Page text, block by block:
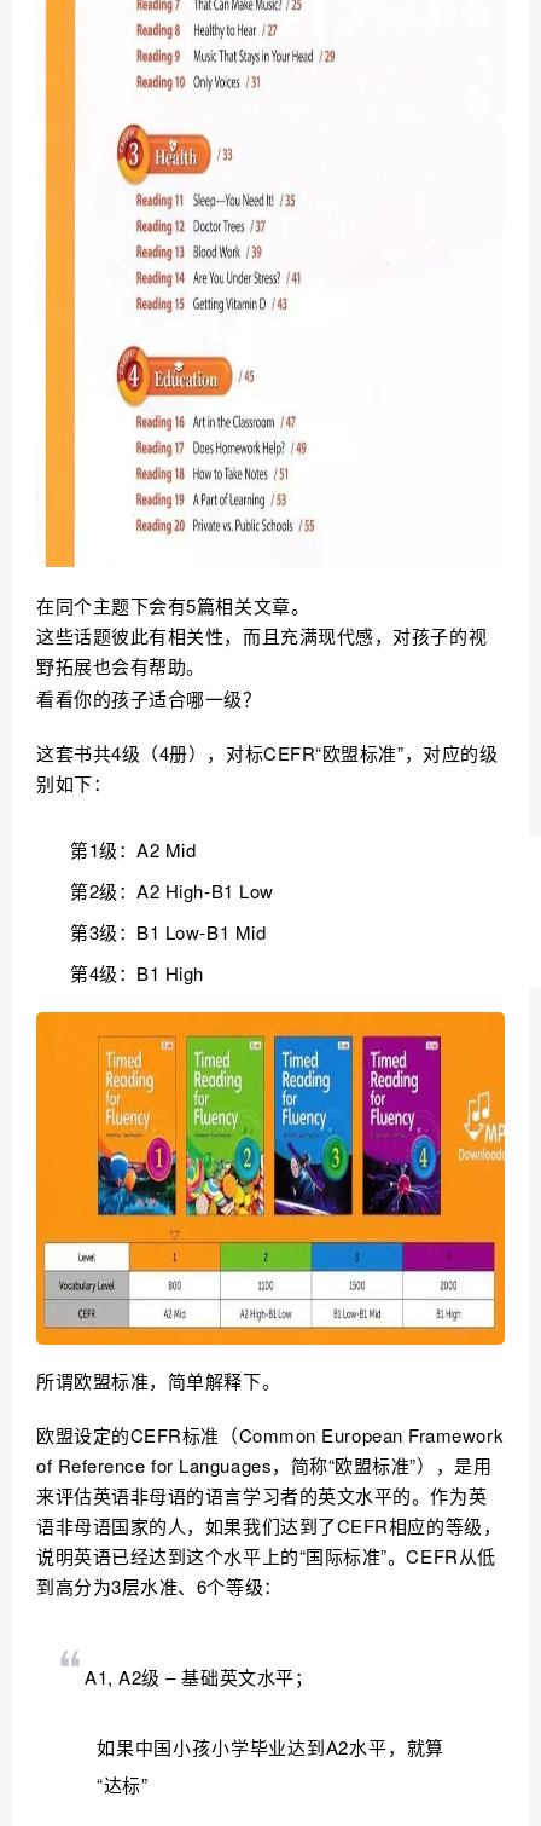
在同个主题下会有5篇相关文章。
这些话题彼此有相关性，而且充满现代感，对孩子的视
野拓展也会有帮助。
看看你的孩子适合哪一级？
这套书共4级（4册），对标CEFR“欧盟标准”，对应的级
别如下：
第1级：A2 Mid
第2级：A2 High-B1 Low
第3级：B1 Low-B1 Mid
第4级：B1 High
所谓欧盟标准，简单解释下。
欧盟设定的CEFR标准（Common European Framework
of Reference for Languages，简称“欧盟标准”），是用
来评估英语非母语的语言学习者的英文水平的。作为英
语非母语国家的人，如果我们达到了CEFR相应的等级，
说明英语已经达到这个水平上的“国际标准”。CEFR从低
到高分为3层水准、6个等级：
A1, A2级 – 基础英文水平；
如果中国小孩小学毕业达到A2水平，就算
“达标”